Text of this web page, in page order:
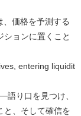
価格を予測する
ションに置くこと
entering liquidit
語り口を見つけ、
と、そして確信を